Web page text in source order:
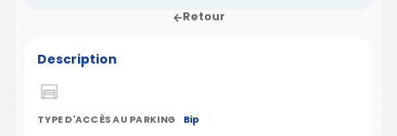
Retour
Description
TYPE D'ACCÈS AU PARKING Bip